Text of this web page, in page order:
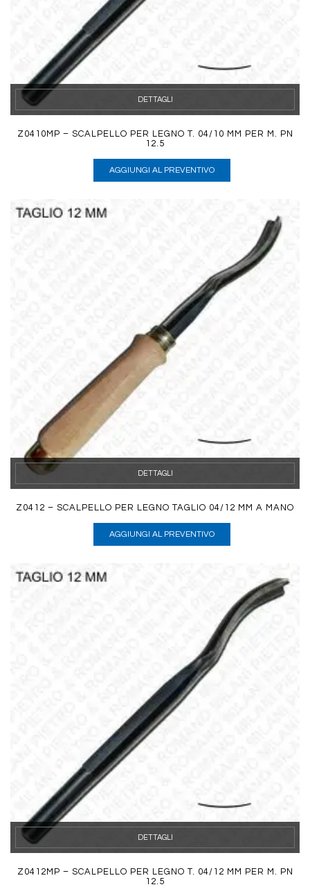
DETTAGLI
Z0410MP – SCALPELLO PER LEGNO T. 04/10 MM PER M. PN
12.5
AGGIUNGI AL PREVENTIVO
DETTAGLI
Z0412 – SCALPELLO PER LEGNO TAGLIO 04/12 MM A MANO
AGGIUNGI AL PREVENTIVO
DETTAGLI
Z0412MP – SCALPELLO PER LEGNO T. 04/12 MM PER M. PN
12.5